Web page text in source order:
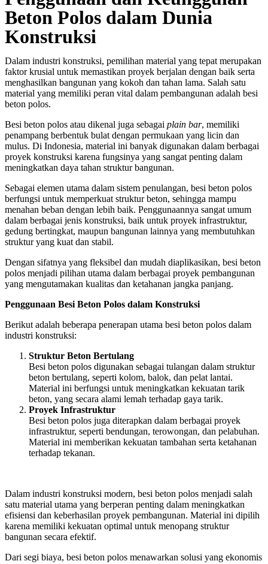
Beton Polos dalam Dunia
Konstruksi
Dalam industri konstruksi, pemilihan material yang tepat merupakan
faktor krusial untuk memastikan proyek berjalan dengan baik serta
menghasilkan bangunan yang kokoh dan tahan lama. Salah satu
material yang memiliki peran vital dalam pembangunan adalah besi
beton polos.
Besi beton polos atau dikenal juga sebagai plain bar, memiliki
penampang berbentuk bulat dengan permukaan yang licin dan
mulus. Di Indonesia, material ini banyak digunakan dalam berbagai
proyek konstruksi karena fungsinya yang sangat penting dalam
meningkatkan daya tahan struktur bangunan.
Sebagai elemen utama dalam sistem penulangan, besi beton polos
berfungsi untuk memperkuat struktur beton, sehingga mampu
menahan beban dengan lebih baik. Penggunaannya sangat umum
dalam berbagai jenis konstruksi, baik untuk proyek infrastruktur,
gedung bertingkat, maupun bangunan lainnya yang membutuhkan
struktur yang kuat dan stabil.
Dengan sifatnya yang fleksibel dan mudah diaplikasikan, besi beton
polos menjadi pilihan utama dalam berbagai proyek pembangunan
yang mengutamakan kualitas dan ketahanan jangka panjang.
Penggunaan Besi Beton Polos dalam Konstruksi
Berikut adalah beberapa penerapan utama besi beton polos dalam
industri konstruksi:
Struktur Beton Bertulang
Besi beton polos digunakan sebagai tulangan dalam struktur
beton bertulang, seperti kolom, balok, dan pelat lantai.
Material ini berfungsi untuk meningkatkan kekuatan tarik
beton, yang secara alami lemah terhadap gaya tarik.
Proyek Infrastruktur
Besi beton polos juga diterapkan dalam berbagai proyek
infrastruktur, seperti bendungan, terowongan, dan pelabuhan.
Material ini memberikan kekuatan tambahan serta ketahanan
terhadap tekanan.
Dalam industri konstruksi modern, besi beton polos menjadi salah
satu material utama yang berperan penting dalam meningkatkan
efisiensi dan keberhasilan proyek pembangunan. Material ini dipilih
karena memiliki kekuatan optimal untuk menopang struktur
bangunan secara efektif.
Dari segi biaya, besi beton polos menawarkan solusi yang ekonomis